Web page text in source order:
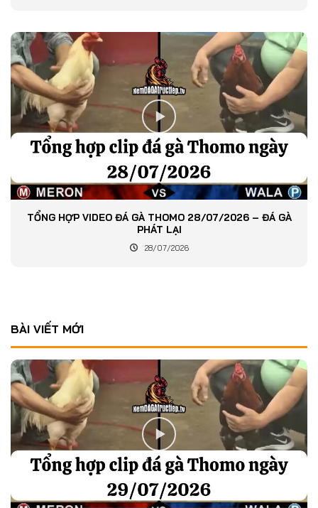
TỔNG HỢP VIDEO ĐÁ GÀ THOMO 28/07/2026 – ĐÁ GÀ
PHÁT LẠI
28/07/2026
BÀI VIẾT MỚI